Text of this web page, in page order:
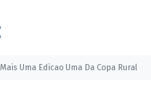
Mais Uma Edicao Uma Da Copa Rural